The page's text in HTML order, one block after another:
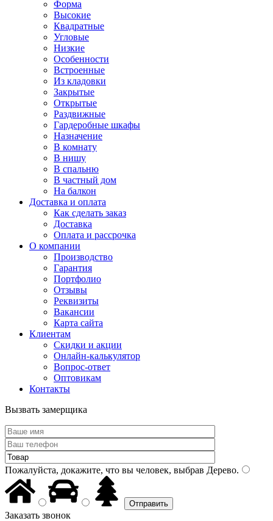
Форма
Высокие
Квадратные
Угловые
Низкие
Особенности
Встроенные
Из кладовки
Закрытые
Открытые
Раздвижные
Гардеробные шкафы
Назначение
В комнату
В нишу
В спальню
В частный дом
На балкон
Доставка и оплата
Как сделать заказ
Доставка
Оплата и рассрочка
О компании
Производство
Гарантия
Портфолио
Отзывы
Реквизиты
Вакансии
Карта сайта
Клиентам
Скидки и акции
Онлайн-калькулятор
Вопрос-ответ
Оптовикам
Контакты
Вызвать замерщика
Пожалуйста, докажите, что вы человек, выбрав Дерево.
Заказать звонок